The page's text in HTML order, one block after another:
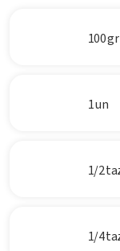
100 gr
1 un
1/2
1/4